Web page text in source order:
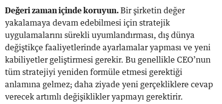
Değeri zaman içinde koruyun. Bir şirketin değer
yakalamaya devam edebilmesi için stratejik
uygulamalarını sürekli uyumlandırması, dış dünya
değiştikçe faaliyetlerinde ayarlamalar yapması ve yeni
kabiliyetler geliştirmesi gerekir. Bu genellikle CEO’nun
tüm stratejiyi yeniden formüle etmesi gerektiği
anlamına gelmez; daha ziyade yeni gerçekliklere cevap
verecek artımlı değişiklikler yapmayı gerektirir.